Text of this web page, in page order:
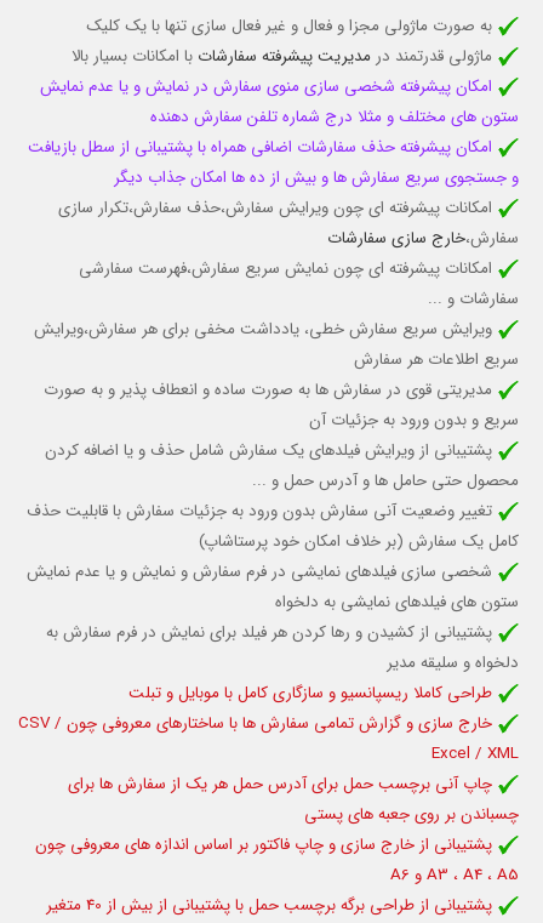
به صورت ماژولی مجزا و فعال و غیر فعال سازی تنها با یک کلیک
ماژولی قدرتمند درمدیریت پیشرفته سفارشات با امکانات بسیار بالا
امکان پیشرفته شخصی سازی منوی سفارش در نمایش و یا عدم نمایش
ستون های مختلف و مثلا درج شماره تلفن سفارش دهنده
امکان پیشرفته حذف سفارشات اضافی همراه با پشتیبانی از سطل بازیافت
و جستجوی سریع سفارش ها و بیش از ده ها امکان جذاب دیگر
امکانات پیشرفته ای چون ویرایش سفارش،حذف سفارش،تکرار سازی
سفارش،خارج سازی سفارشات
امکانات پیشرفته ای چون نمایش سریع سفارش،فهرست سفارشی
سفارشات و ...
ویرایش سریع سفارش خطی، یادداشت مخفی برای هر سفارش،ویرایش
سریع اطلاعات هر سفارش
مدیریتی قوی در سفارش ها به صورت ساده و انعطاف پذیرو به صورت
سریع و بدون ورود به جزئیات آن
پشتیبانی از ویرایش فیلدهای یک سفارش شامل حذف و یا اضافه کردن
محصول حتی حامل ها و آدرس حمل و ...
تغییر وضعیت آنی سفارش بدون ورود به جزئیات سفارشبا قابلیت حذف
کامل یک سفارش (بر خلاف امکان خود پرستاشاپ)
شخصی سازی فیلدهای نمایشی در فرم سفارش و نمایش و یا عدم نمایش
ستون های فیلدهای نمایشی به دلخواه
پشتیبانی از کشیدن و رها کردن هر فیلد برای نمایش در فرم سفارش به
دلخواه و سلیقه مدیر
طراحی کاملا ریسپانسیو و سازگاری کامل با موبایل و تبلت
خارج سازی و گزارش تمامی سفارش ها با ساختارهای معروفی چون CSV /
Excel / XML
چاپ آنی برچسب حمل برای آدرس حمل هر یک از سفارش ها برای
چسباندن بر روی جعبه های پستی
پشتیبانی از خارج سازی و چاپ فاکتور بر اساس اندازه های معروفی چون
A3 ، A4 ، A5 و A6
پشتیبانی از طراحی برگه برچسب حمل با پشتیبانی از بیش از 40 متغیر